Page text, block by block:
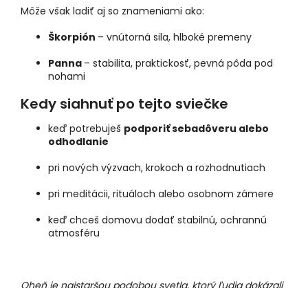
Môže však ladiť aj so znameniami ako:
Škorpión – vnútorná sila, hlboké premeny
Panna – stabilita, praktickosť, pevná pôda pod
nohami
Kedy siahnuť po tejto sviečke
keď potrebuješ podporiť sebadôveru alebo
odhodlanie
pri nových výzvach, krokoch a rozhodnutiach
pri meditácii, rituáloch alebo osobnom zámere
keď chceš domovu dodať stabilnú, ochrannú
atmosféru